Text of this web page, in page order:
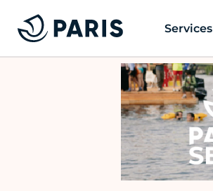
Services